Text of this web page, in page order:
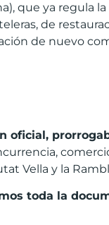
que ya regula
de
de nuevo
oficial,
Vella y la
toda la